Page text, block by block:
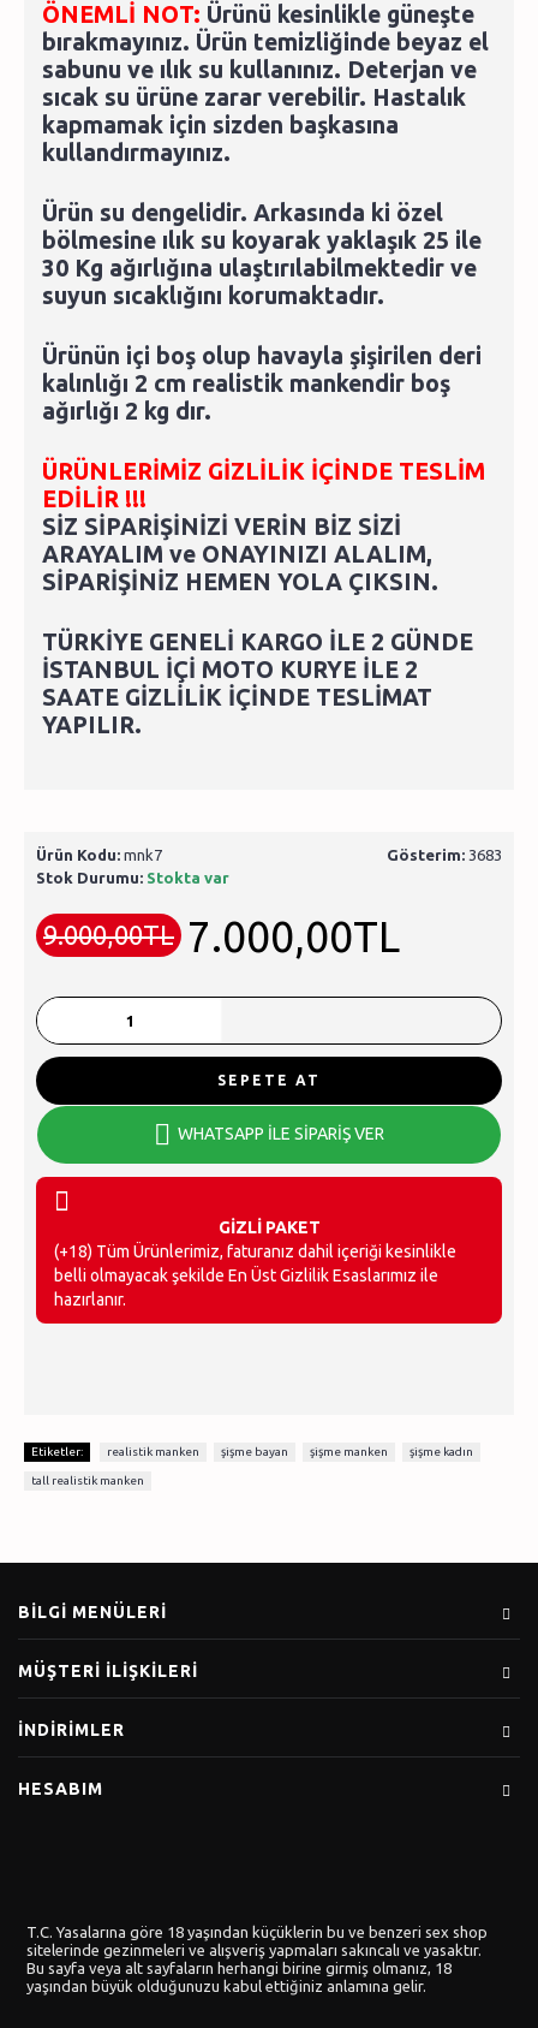
ÖNEMLİ NOT: Ürünü kesinlikle güneşte
bırakmayınız. Ürün temizliğinde beyaz el
sabunu ve ılık su kullanınız. Deterjan ve
sıcak su ürüne zarar verebilir. Hastalık
kapmamak için sizden başkasına
kullandırmayınız.
Ürün su dengelidir. Arkasında ki özel
bölmesine ılık su koyarak yaklaşık 25 ile
30 Kg ağırlığına ulaştırılabilmektedir ve
suyun sıcaklığını korumaktadır.
Ürünün içi boş olup havayla şişirilen deri
kalınlığı 2 cm realistik mankendir boş
ağırlığı 2 kg dır.
ÜRÜNLERİMİZ GİZLİLİK İÇİNDE TESLİM
EDİLİR !!!
SİZ SİPARİŞİNİZİ VERİN BİZ SİZİ
ARAYALIM ve ONAYINIZI ALALIM,
SİPARİŞİNİZ HEMEN YOLA ÇIKSIN.
TÜRKİYE GENELİ KARGO İLE 2 GÜNDE
İSTANBUL İÇİ MOTO KURYE İLE 2
SAATE GİZLİLİK İÇİNDE TESLİMAT
YAPILIR.
Gösterim: 3683
Ürün Kodu: mnk7
Stok Durumu: Stokta var
9.000,00TL 7.000,00TL
SEPETE AT
WHATSAPP İLE SİPARİŞ VER
GİZLİ PAKET
(+18) Tüm Ürünlerimiz, faturanız dahil içeriği kesinlikle
belli olmayacak şekilde En Üst Gizlilik Esaslarımız ile
hazırlanır.
Etiketler: realistik manken şişme bayan şişme manken şişme kadın
tall realistik manken
BILGI MENÜLERI
MÜŞTERI İLIŞKILERI
İNDIRIMLER
HESABIM
T.C. Yasalarına göre 18 yaşından küçüklerin bu ve benzeri sex shop
sitelerinde gezinmeleri ve alışveriş yapmaları sakıncalı ve yasaktır.
Bu sayfa veya alt sayfaların herhangi birine girmiş olmanız, 18
yaşından büyük olduğunuzu kabul ettiğiniz anlamına gelir.